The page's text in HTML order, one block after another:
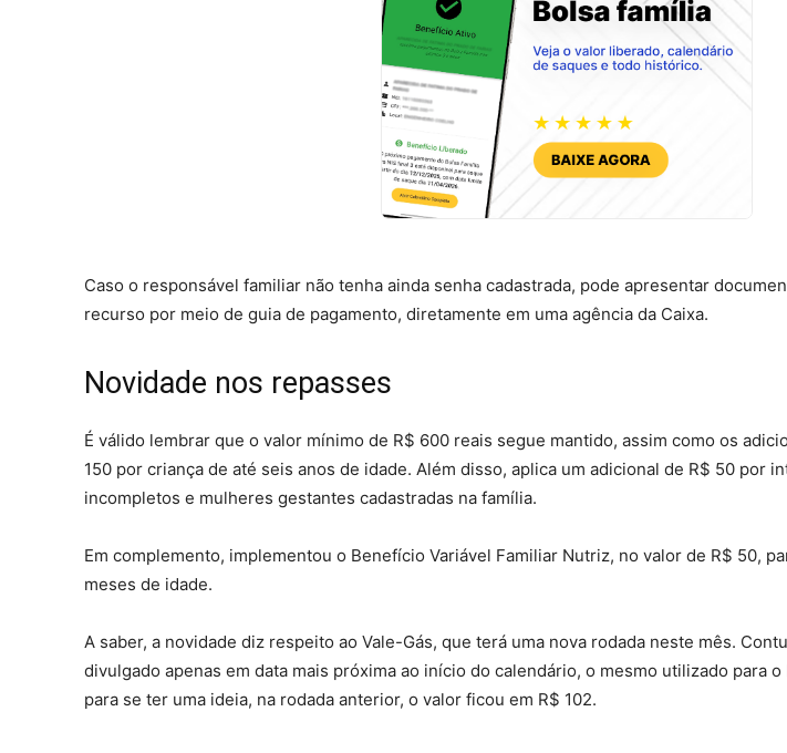
Caso o responsável familiar não tenha ainda senha cadastrada, pode apresentar
recurso por meio de guia de pagamento, diretamente em uma agência da Caixa.
Novidade nos repasses
É válido lembrar que o valor mínimo de R$ 600 reais segue mantido, assim como os
150 por criança de até seis anos de idade. Além disso, aplica um adicional de R$ 50 por
incompletos e mulheres gestantes cadastradas na família.
Em complemento, implementou o Benefício Variável Familiar Nutriz, no valor de R$ 50,
meses de idade.
A saber, a novidade diz respeito ao Vale-Gás, que terá uma nova rodada neste mês.
divulgado apenas em data mais próxima ao início do calendário, o mesmo utilizado para o
para se ter uma ideia, na rodada anterior, o valor ficou em R$ 102.